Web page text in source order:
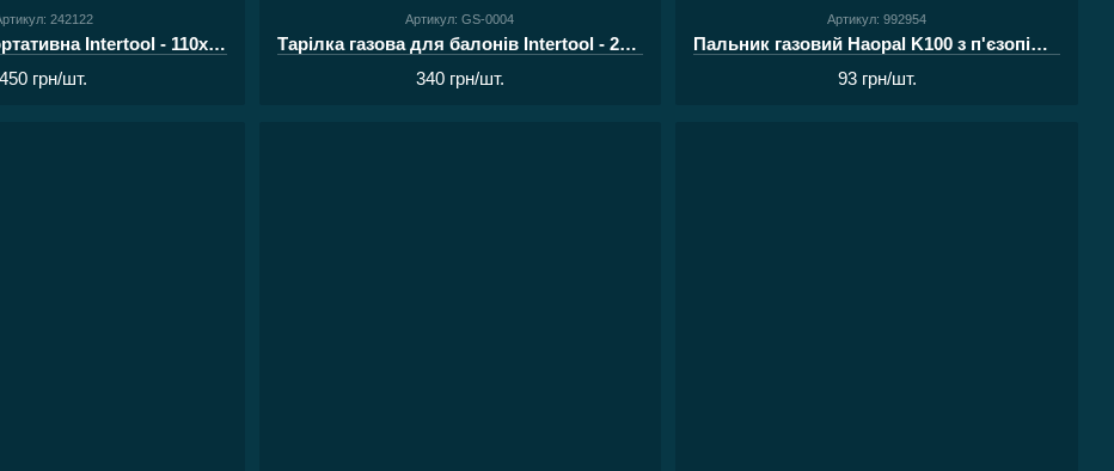
242122
Плита газова портативна Intertool - 110x110x90мм з пелюстками
450 грн/шт.
Артикул: GS-0004
Тарілка газова для балонів Intertool - 220mm
340 грн/шт.
Артикул: 992954
Пальник газовий Haopal K100 з п'єзопідпалом mini
93 грн/шт.